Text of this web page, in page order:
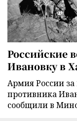
Российские
Ивановку в
Армия России
противника
сообщили в